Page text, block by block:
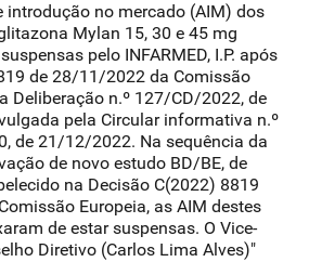
introdução no mercado (AIM) dos
Mylan 15, 30 e 45 mg
pelo INFARMED, I.P. após
de 28/11/2022 da Comissão
Deliberação n.º 127/CD/2022, de
pela Circular informativa n.º
de 21/12/2022. Na sequência da
de novo estudo BD/BE, de
na Decisão C(2022) 8819
Europeia, as AIM destes
de estar suspensas. O Vice-
Diretivo (Carlos Lima Alves)"